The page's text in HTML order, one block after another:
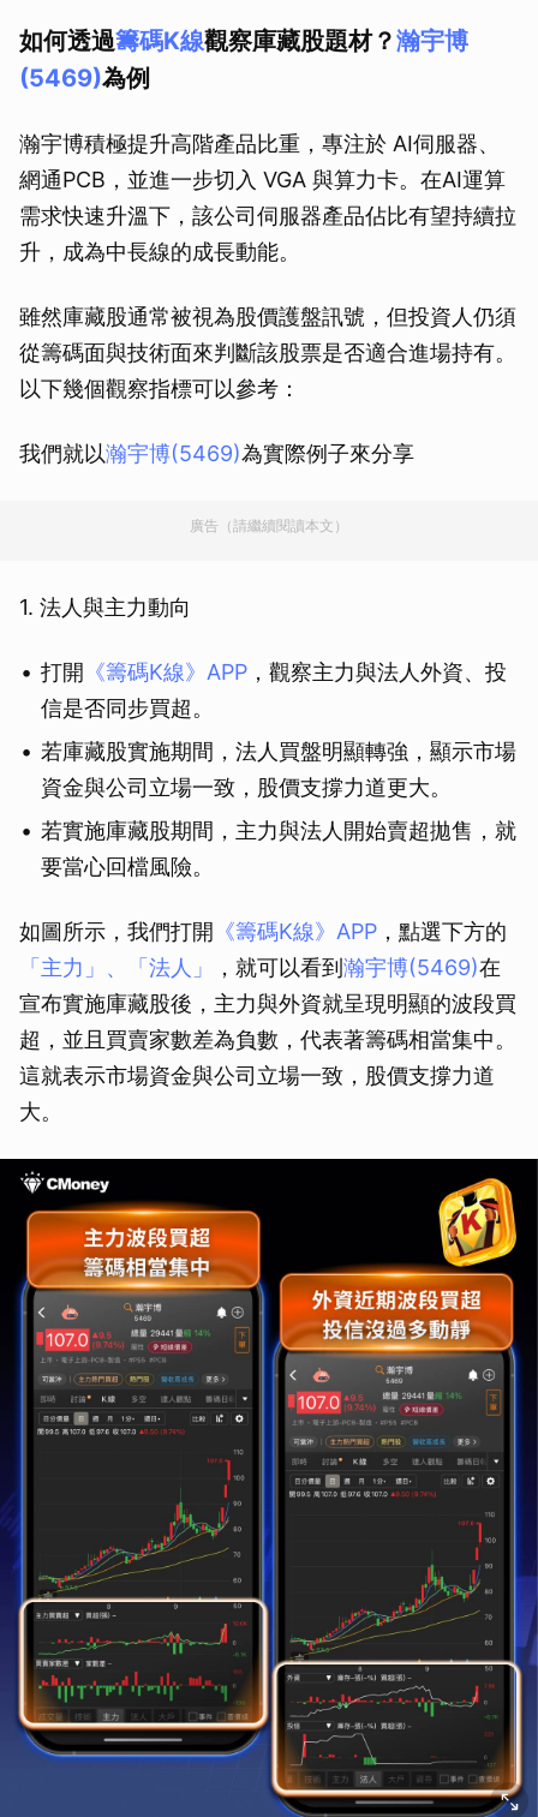
如何透過籌碼K線觀察庫藏股題材？瀚宇博
(5469)為例
瀚宇博積極提升高階產品比重，專注於 AI伺服器、
網通PCB，並進一步切入 VGA 與算力卡。在AI運算
需求快速升溫下，該公司伺服器產品佔比有望持續拉
升，成為中長線的成長動能。
雖然庫藏股通常被視為股價護盤訊號，但投資人仍須
從籌碼面與技術面來判斷該股票是否適合進場持有。
以下幾個觀察指標可以參考：
我們就以瀚宇博(5469)為實際例子來分享
廣告（請繼續閱讀本文）
1. 法人與主力動向
打開 《籌碼K線》APP ，觀察主力與法人外資、投
信是否同步買超。
若庫藏股實施期間，法人買盤明顯轉強，顯示市場
資金與公司立場一致，股價支撐力道更大。
若實施庫藏股期間，主力與法人開始賣超拋售，就
要當心回檔風險。
如圖所示，我們打開 《籌碼K線》APP ，點選下方的
「主力」、「法人」
，就可以看到瀚宇博(5469)在
宣布實施庫藏股後，主力與外資就呈現明顯的波段買
超，並且買賣家數差為負數，代表著籌碼相當集中。
這就表示市場資金與公司立場一致，股價支撐力道
大。